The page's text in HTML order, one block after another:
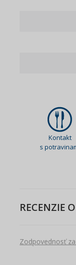
Kontakt
s
RECENZIE
Zodpovednosť